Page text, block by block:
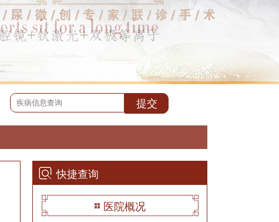
快捷查询
医院概况